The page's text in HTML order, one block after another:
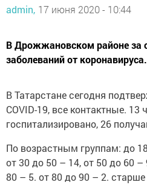
admin, 17 июня 2020 - 10:44
В Дрожжановском районе за
заболеваний от коронавируса.
В Татарстане сегодня
COVID-19, все контактные. 13
госпитализировано, 26
По возрастным группам: до
от 30 до 50 – 14, от 50 до 60
80 – 5. от 80 до 90 – 2.